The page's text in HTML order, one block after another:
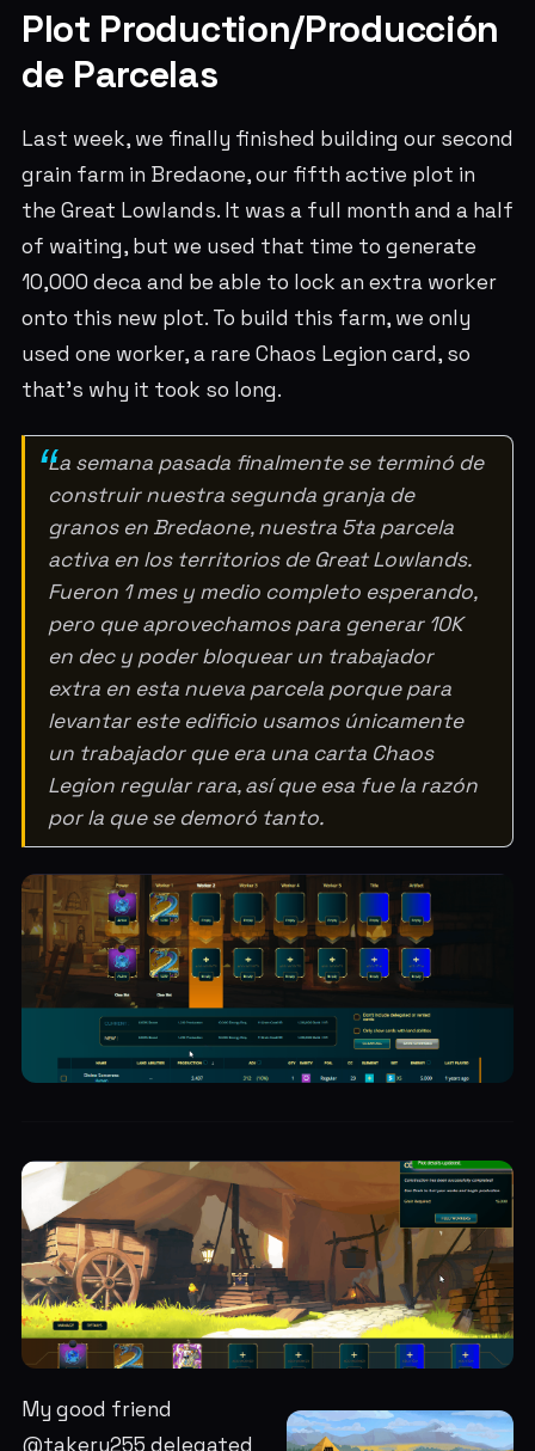
Plot Production/Producción
de Parcelas
Last week, we finally finished building our second
grain farm in Bredaone, our fifth active plot in
the Great Lowlands. It was a full month and a half
of waiting, but we used that time to generate
10,000 deca and be able to lock an extra worker
onto this new plot. To build this farm, we only
used one worker, a rare Chaos Legion card, so
that's why it took so long.
La semana pasada finalmente se terminó de
construir nuestra segunda granja de
granos en Bredaone, nuestra 5ta parcela
activa en los territorios de Great Lowlands.
Fueron 1 mes y medio completo esperando,
pero que aprovechamos para generar 10K
en dec y poder bloquear un trabajador
extra en esta nueva parcela porque para
levantar este edificio usamos únicamente
un trabajador que era una carta Chaos
Legion regular rara, así que esa fue la razón
por la que se demoró tanto.
My good friend
@takeru255 delegated